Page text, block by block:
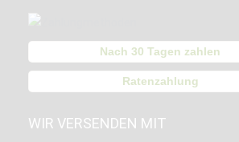
Nach 30 Tagen zahlen
Ratenzahlung
WIR VERSENDEN MIT